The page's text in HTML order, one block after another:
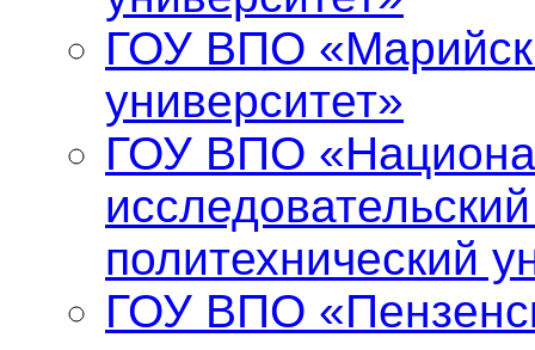
ГОУ ВПО
университет»
ГОУ ВПО
политехнический
ГОУ ВПО